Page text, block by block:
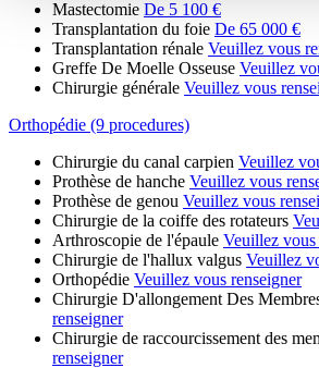
Mastectomie De 5 100 €
Transplantation du foie De 65 000 €
Transplantation rénale Veuillez vous
Greffe De Moelle Osseuse Veuillez
Chirurgie générale Veuillez vous
Orthopédie (9 procedures)
Chirurgie du canal carpien Veuillez
Prothèse de hanche Veuillez vous
Prothèse de genou Veuillez vous
Chirurgie de la coiffe des rotateurs
Arthroscopie de l'épaule Veuillez vous
Chirurgie de l'hallux valgus Veuillez
Orthopédie Veuillez vous renseigner
Chirurgie D'allongement Des
renseigner
Chirurgie de raccourcissement des
renseigner